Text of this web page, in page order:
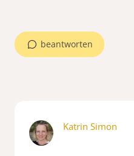
beantworten
Katrin Simon